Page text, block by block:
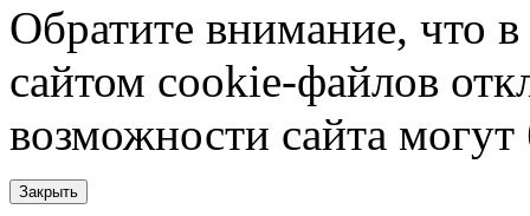
Обратите внимание, что в
сайтом cookie-файлов
возможности сайта
Закрыть